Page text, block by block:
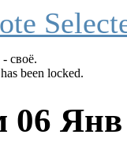
своё.
been locked.
06